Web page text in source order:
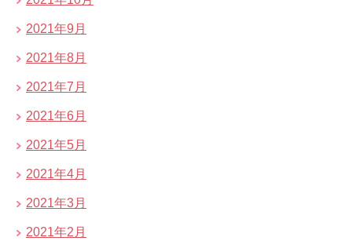
2021年9月
2021年8月
2021年7月
2021年6月
2021年5月
2021年4月
2021年3月
2021年2月